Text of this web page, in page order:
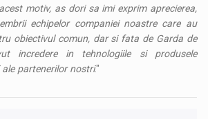
motiv, as dori sa imi exprim aprecierea,
echipelor companiei noastre care au
obiectivul comun, dar si fata de Garda de
incredere in tehnologiile si produsele
partenerilor nostri."